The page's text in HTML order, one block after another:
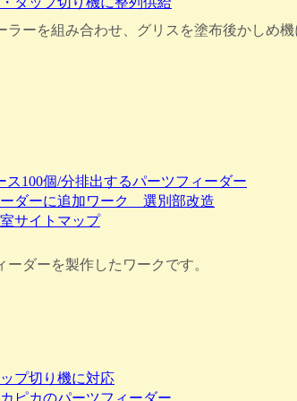
ーを組み合わせ、グリスを塗布後かしめ
100個/分排出するパーツフィーダー
ダーに追加ワーク 選別部改造
サイトマップ
ダーを製作したワークです。
プ切り機に対応
ピカのパーツフィーダー